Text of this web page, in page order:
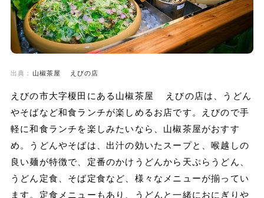
出典： 山椒茶屋 えびの店
えびの市大字榎田にある山椒茶屋 えびの店は、うどん
やそばなど和食ランチが楽しめるお店です。えびので手
軽に和食ランチを楽しみたいなら、山椒茶屋がおすす
め。うどんやそばは、出汁の効いたスープと、喉越しの
良い麺が特徴で、定番のかけうどんから天ぷらうどん、
うどん定食、そば定食など、様々なメニューが揃ってい
ます。定食メニューもあり、うどんと一緒におにぎりや